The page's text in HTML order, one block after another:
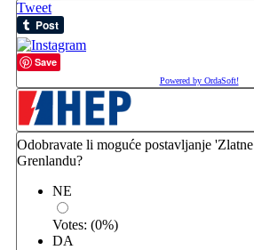
Tweet
Save
Powered by OrdaSoft!
Odobravate li moguće postavljanje
Grenlandu?
NE
Votes: (0%)
DA